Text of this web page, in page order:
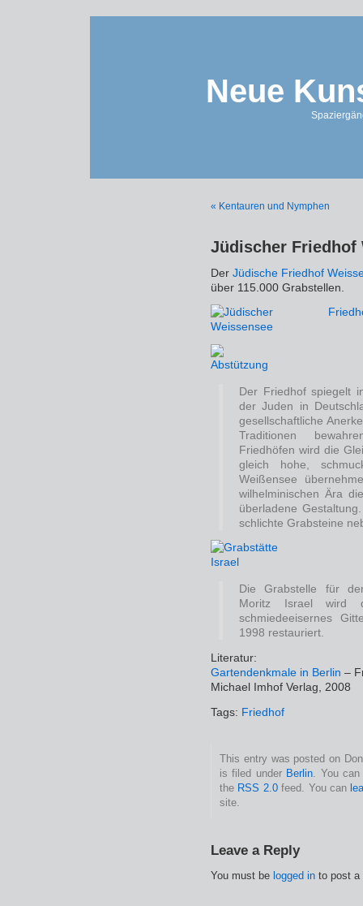
Neue
« Kentauren und Nymphen
Jüdischer Friedhof
Der Jüdische Friedhof
über 115.000 Grabstellen.
Der Friedhof spiegelt
der Juden in
gesellschaftliche
Traditionen
Friedhöfen wird die
gleich hohe,
Weißensee
wilhelminischen Ära
überladene
schlichte Grabsteine
Die Grabstelle für
Moritz Israel wird
schmiedeeisernes
1998 restauriert.
Literatur:
Gartendenkmale in Berlin –
Michael Imhof Verlag, 2008
Tags: Friedhof
This entry was posted on
is filed under Berlin . You
the RSS 2.0feed. You can
site.
Leave a Reply
You must be logged in to post a